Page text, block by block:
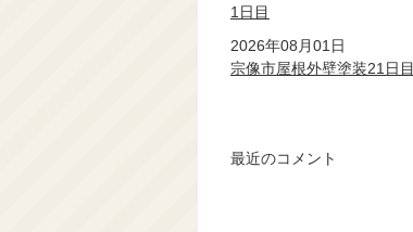
1日目
2026年08月01日
宗像市屋根外壁塗装21日目
最近のコメント